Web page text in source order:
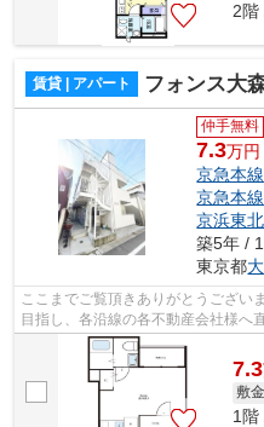
2階
賃貸 | アパート フォンス大
仲手無料
7.3万円
京急本線
京急本線
京浜東
築5年 /
東京都
ここまでご覧頂きありがとうござい
目指し、各沿線の各不動産会社様へ
様へ提供しております！最新の情報は
7.3
敷金
1階